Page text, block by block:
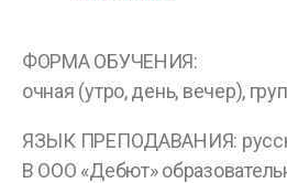
ФОРМА ОБУЧЕНИЯ:
очная (утро, день, вечер),
ЯЗЫК ПРЕПОДАВАНИЯ:
В ООО «Дебют»